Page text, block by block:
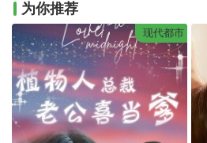
为你推荐
现代都市